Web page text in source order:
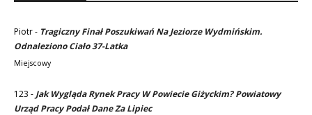
Piotr- Tragiczny Finał Poszukiwań Na Jeziorze Wydmińskim.
Odnaleziono Ciało 37-Latka
Miejscowy
123 - Jak Wygląda Rynek Pracy W Powiecie Giżyckim? Powiatowy
Urząd Pracy Podał Dane Za Lipiec